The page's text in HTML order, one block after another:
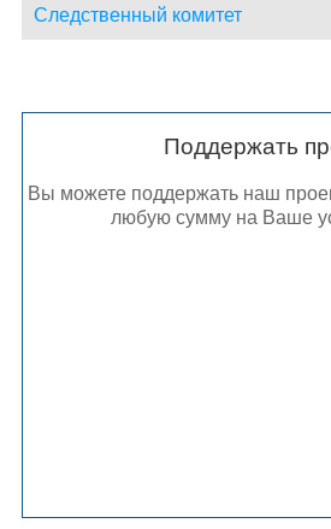
Следственный комитет
Поддержать
Вы можете поддержать наш
любую сумму на Ваше